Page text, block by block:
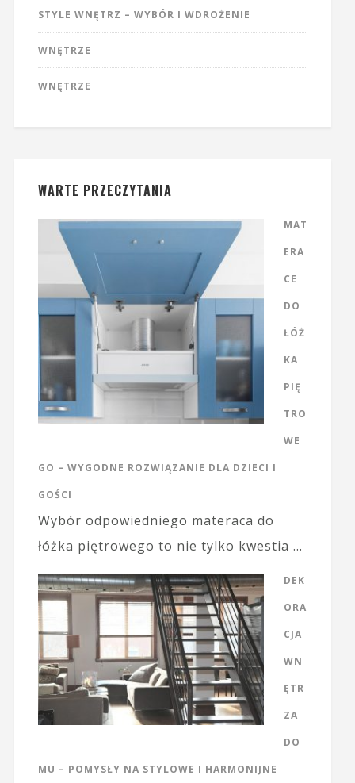
STYLE WNĘTRZ – WYBÓR I WDROŻENIE
WNĘTRZE
WNĘTRZE
WARTE PRZECZYTANIA
MAT
ERA
CE
DO
ŁÓŻ
KA
PIĘ
TRO
WE
GO – WYGODNE ROZWIĄZANIE DLA DZIECI I
GOŚCI
Wybór odpowiedniego materaca do
łóżka piętrowego to nie tylko kwestia …
DEK
ORA
CJA
WN
ĘTR
ZA
DO
MU – POMYSŁY NA STYLOWE I HARMONIJNE